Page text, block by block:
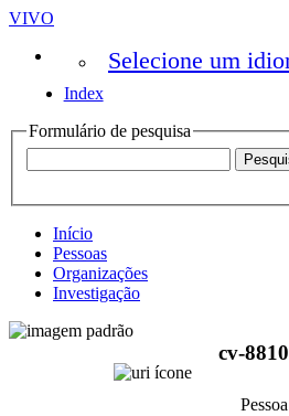
VIVO
Selecione um
Index
Formulário de pesquisa
Início
Pessoas
Organizações
Investigação
cv-
Pessoa